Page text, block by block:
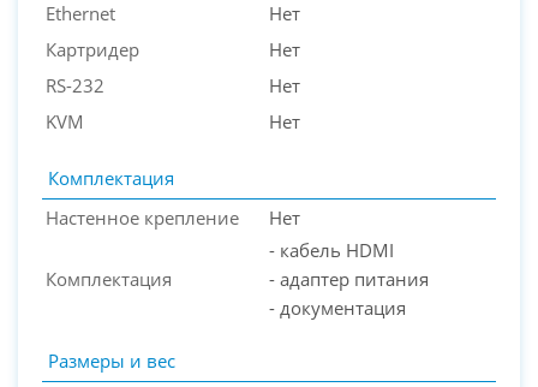
Ethernet
Нет
Картридер
Нет
RS-232
Нет
KVM
Нет
Комплектация
Настенное крепление
Нет
Комплектация
- кабель HDMI
- адаптер питания
- документация
Размеры и вес